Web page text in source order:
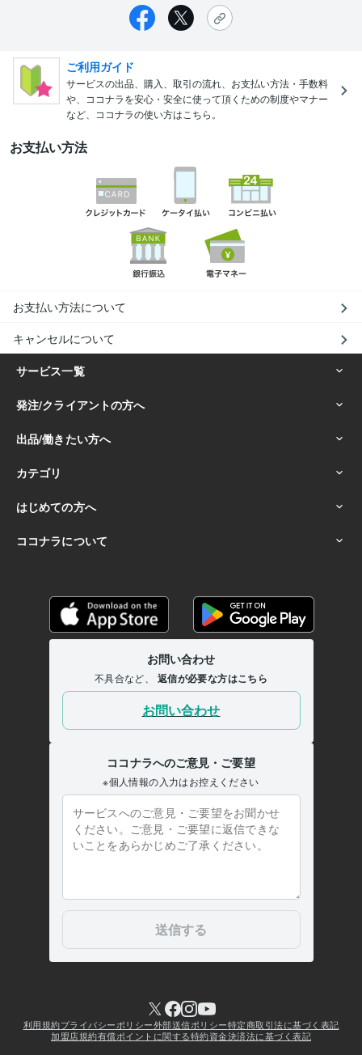
ご利用ガイド
サービスの出品、購入、取引の流れ、お支払い方法・手数料
や、ココナラを安心・安全に使って頂くための制度やマナー
など、ココナラの使い方はこちら。
お支払い方法
お支払い方法について
キャンセルについて